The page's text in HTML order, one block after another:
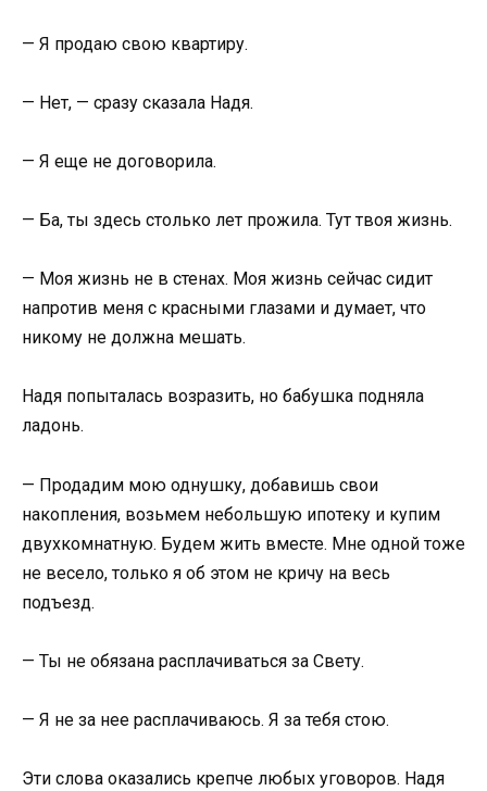
— Я продаю свою квартиру.
— Нет, — сразу сказала Надя.
— Я еще не договорила.
— Ба, ты здесь столько лет прожила. Тут твоя жизнь.
— Моя жизнь не в стенах. Моя жизнь сейчас сидит
напротив меня с красными глазами и думает, что
никому не должна мешать.
Надя попыталась возразить, но бабушка подняла
ладонь.
— Продадим мою однушку, добавишь свои
накопления, возьмем небольшую ипотеку и купим
двухкомнатную. Будем жить вместе. Мне одной тоже
не весело, только я об этом не кричу на весь
подъезд.
— Ты не обязана расплачиваться за Свету.
— Я не за нее расплачиваюсь. Я за тебя стою.
Эти слова оказались крепче любых уговоров. Надя